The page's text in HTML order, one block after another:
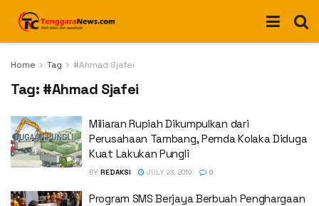
Home Tag #Ahmad Sjafei
Tag: #Ahmad Sjafei
Miliaran Rupiah Dikumpulkan dari
Perusahaan Tambang, Pemda Kolaka Diduga
Kuat Lakukan Pungli
BY REDAKSI JULY 23, 2019 0
Program SMS Berjaya Berbuah Penghargaan